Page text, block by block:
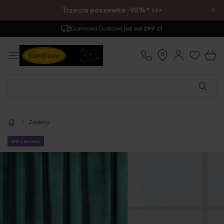
Trzecia poszewka -90%* >>> ×
Darmowa Dostawa już od 299 zł
Zasłony
Hit cenowy